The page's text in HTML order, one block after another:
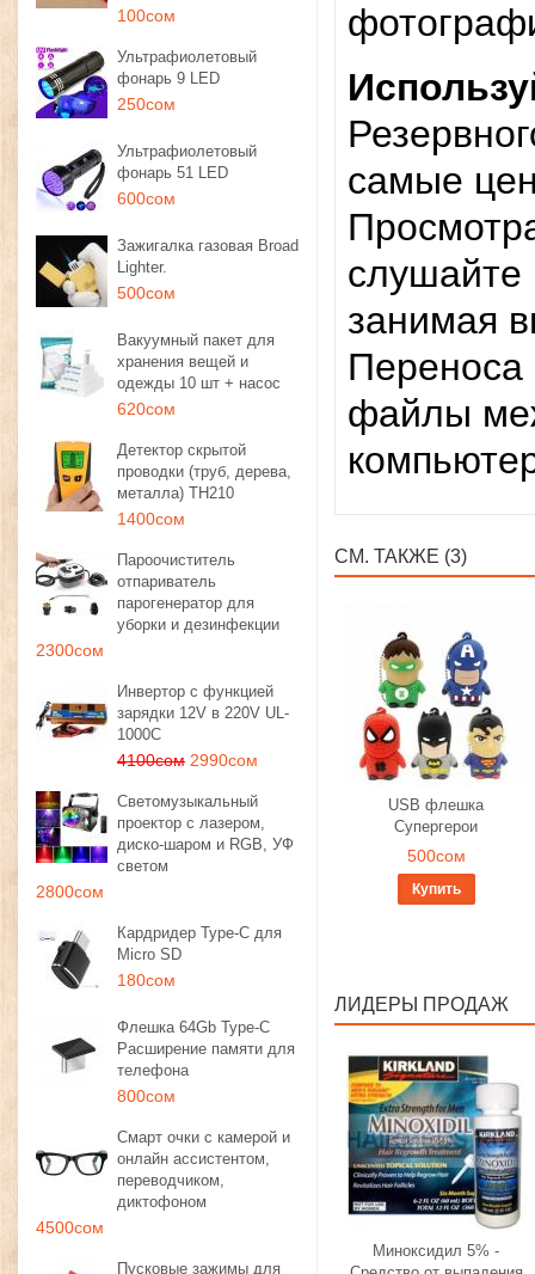
100сом
Ультрафиолетовый
фонарь 9 LED
250сом
Ультрафиолетовый
фонарь 51 LED
600сом
Зажигалка газовая Broad
Lighter.
500сом
Вакуумный пакет для
хранения вещей и
одежды 10 шт + насос
620сом
Детектор скрытой
проводки (труб, дерева,
металла) TH210
1400сом
Пароочиститель
отпариватель
парогенератор для
уборки и дезинфекции
2300сом
Инвертор с функцией
зарядки 12V в 220V UL-
1000C
4100сом 2990сом
Светомузыкальный
проектор с лазером,
диско-шаром и RGB, УФ
светом
2800сом
Кардридер Type-C для
Micro SD
180сом
Флешка 64Gb Type-C
Расширение памяти для
телефона
800сом
Смарт очки с камерой и
онлайн ассистентом,
переводчиком,
диктофоном
4500сом
Пусковые зажимы для
самые
занимая
файлы
СМ. ТАКЖЕ (3)
USB флешка
Супергерои
500сом
Купить
ЛИДЕРЫ ПРОДАЖ
Миноксидил 5% -